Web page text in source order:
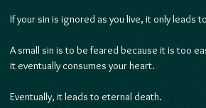
If your sin is ignored as you live, it only leads
A small sin is to be feared because it is too
it eventually consumes your heart.
Eventually, it leads to eternal death.